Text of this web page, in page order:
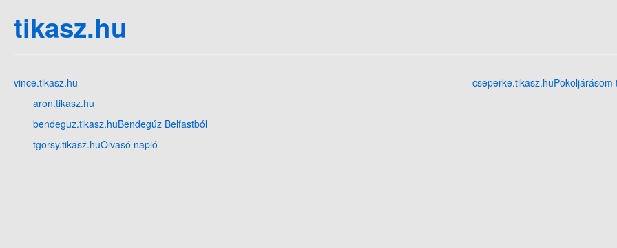
tikasz.hu
vince.tikasz.hu cseperke.tikasz.huPokoljárásom
aron.tikasz.hu
bendeguz.tikasz.huBendegúz Belfastból
tgorsy.tikasz.huOlvasó napló